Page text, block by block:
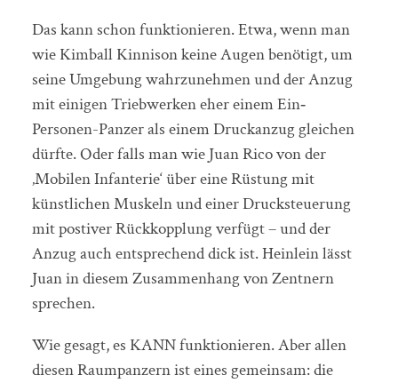
Das kann schon funktionieren. Etwa, wenn man
wie Kimball Kinnison keine Augen benötigt, um
seine Umgebung wahrzunehmen und der Anzug
mit einigen Triebwerken eher einem Ein‐
Personen-Panzer als einem Druckanzug gleichen
dürfte. Oder falls man wie Juan Rico von der
‚Mobilen Infanterie‘ über eine Rüstung mit
künstlichen Muskeln und einer Drucksteuerung
mit postiver Rückkopplung verfügt – und der
Anzug auch entsprechend dick ist. Heinlein lässt
Juan in diesem Zusammenhang von Zentnern
sprechen.
Wie gesagt, es KANN funktionieren. Aber allen
diesen Raumpanzern ist eines gemeinsam: die